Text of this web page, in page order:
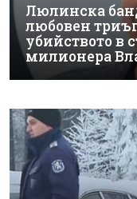
Люлинска
любовен
убийството в
милионера